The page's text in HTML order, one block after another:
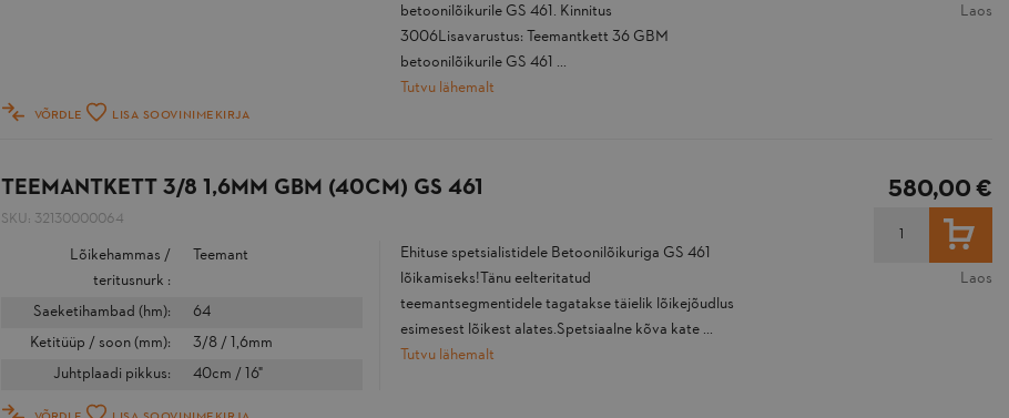
VÕRDLE LISA SOOVINIMEKIRJA
betoonilõikurile GS 461. Kinnitus
3006Lisavarustus: Teemantkett 36 GBM
betoonilõikurile GS 461 ...
Tutvu lähemalt
Laos
TEEMANTKETT 3/8 1,6MM GBM (40CM) GS 461
SKU: 32130000064
Lõikehammas /
teritusnurk :
Teemant
Saeketihambad (hm):
64
Ketitüüp / soon (mm):
3/8 / 1,6mm
Juhtplaadi pikkus:
40cm / 16"
Ehituse spetsialistidele Betoonilõikuriga GS 461
lõikamiseks!Tänu eelteritatud
teemantsegmentidele tagatakse täielik lõikejõudlus
esimesest lõikest alates.Spetsiaalne kõva kate ...
Tutvu lähemalt
580,00 €
LISA
Laos